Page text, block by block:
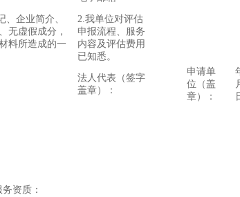
企业简介、
无虚假成分，
料所造成的一
2.我单位对评估
申报流程、服务
内容及评估费用
已知悉。
法人代表（签字
盖章）：
申请单
位（盖
章）：
资质：